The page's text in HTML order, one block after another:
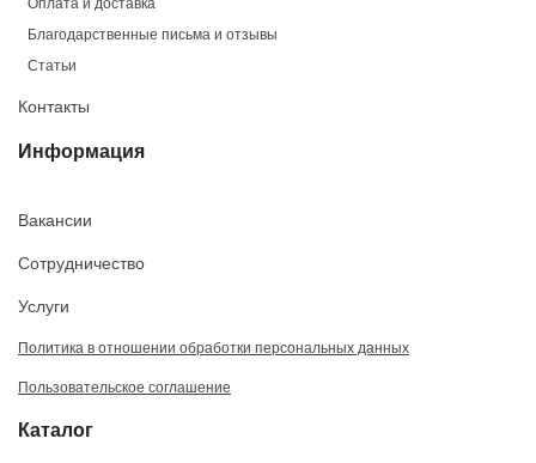
Оплата и доставка
Благодарственные письма и отзывы
Статьи
Контакты
Информация
Вакансии
Сотрудничество
Услуги
Политика в отношении обработки персональных данных
Пользовательское соглашение
Каталог